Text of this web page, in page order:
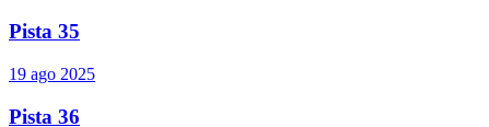
Pista 35
19 ago 2025
Pista 36